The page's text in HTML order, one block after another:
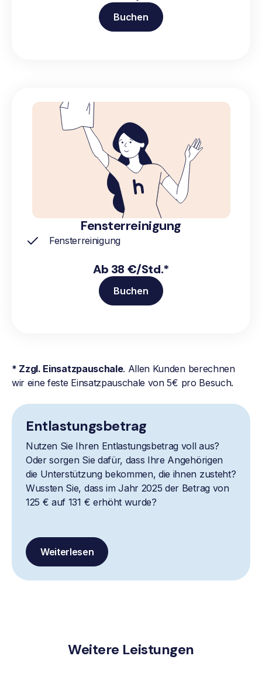
Buchen
Fensterreinigung
Fensterreinigung
Ab 38 €/Std.*
Buchen
* Zzgl. Einsatzpauschale. Allen Kunden berechnen
wir eine feste Einsatzpauschale von 5€ pro Besuch.
Entlastungsbetrag
Nutzen Sie Ihren Entlastungsbetrag voll aus?
Oder sorgen Sie dafür, dass Ihre Angehörigen
die Unterstützung bekommen, die ihnen zusteht?
Wussten Sie, dass im Jahr 2025 der Betrag von
125 € auf 131 € erhöht wurde?
Weiterlesen
Weitere Leistungen